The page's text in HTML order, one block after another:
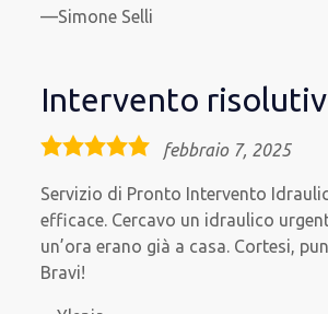
Simone Selli
Intervento
5,0
febbraio 7, 2025
Servizio di Pronto Intervento
efficace. Cercavo un idraulico
un’ora erano già a casa. Cortesi,
Bravi!